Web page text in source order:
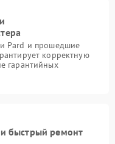
Pard и прошедшие
корректную
гарантийных
и быстрый ремонт